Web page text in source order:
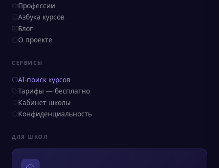
Профессии
Азбука курсов
Блог
О проекте
СЕРВИСЫ
AI-поиск курсов
Тарифы — бесплатно
Кабинет школы
Конфиденциальность
ДЛЯ ШКОЛ